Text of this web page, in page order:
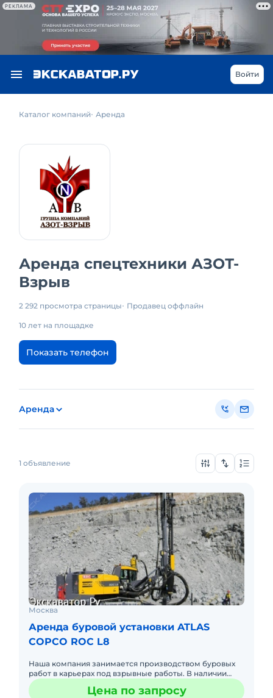
РЕКЛАМА
Войти
Каталог компаний Аренда
Аренда спецтехники АЗОТ-
Взрыв
2 292 просмотра страницы Продавец оффлайн
10 лет на площадке
Показать телефон
Аренда
1 объявление
Москва
Аренда буровой установки ATLAS
COPCO ROC L8
Наша компания занимается производством буровых
работ в карьерах под взрывные работы. В наличии
буровые установки Atlas Copco, а также их аналоги.
Также имеем л Цена по запросу